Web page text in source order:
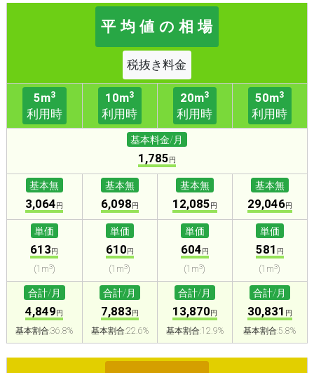
平 均 値 の 相 場
税抜き料金
5m3
利用時
10m3
利用時
20m3
利用時
50m3
利用時
基本料金/月
1,785円
基本無
3,064円
基本無
6,098円
基本無
12,085円
基本無
29,046円
単価
613円
(1m3)
単価
610円
(1m3)
単価
604円
(1m3)
単価
581 円
(1m3)
合計/月
4,849円
基本割合:36.8%
合計/月
7,883円
基本割合:22.6%
合計/月
13,870円
基本割合:12.9%
合計/月
30,831 円
基本割合:5.8%